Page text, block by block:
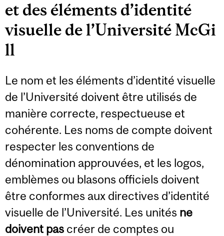
et des éléments d’identité
visuelle de l’Université McGi
ll
Le nom et les éléments d’identité visuelle
de l’Université doivent être utilisés de
manière correcte, respectueuse et
cohérente. Les noms de compte doivent
respecter les conventions de
dénomination approuvées, et les logos,
emblèmes ou blasons officiels doivent
être conformes aux directives d’identité
visuelle de l’Université. Les unités ne
doivent pas créer de comptes ou